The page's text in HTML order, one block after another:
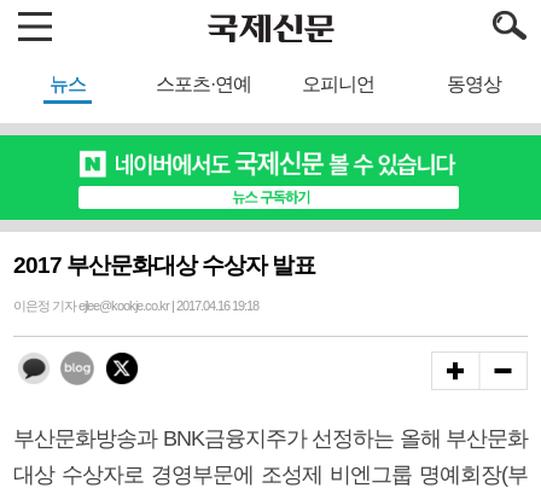
뉴스 스포츠·연예 오피니언 동영상
2017 부산문화대상 수상자 발표
이은정 기자 ejlee@kookje.co.kr | 2017.04.16 19:18
부산문화방송과 BNK금융지주가 선정하는 올해 부산문화
대상 수상자로 경영부문에 조성제 비엔그룹 명예회장(부